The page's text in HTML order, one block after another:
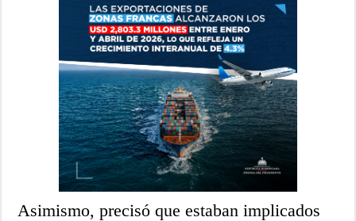
Asimismo, precisó que estaban implicados